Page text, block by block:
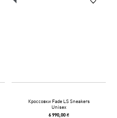
Кроссовки Fade LS Sneakers
Unisex
6 990,00 ₴